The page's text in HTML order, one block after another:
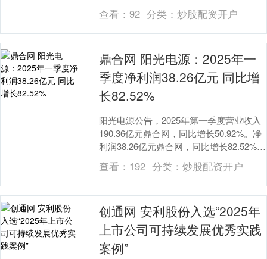
10.26%。 城中投资....
查看：92 分类： 炒股配资开户
鼎合网 阳光电源：2025年一
季度净利润38.26亿元 同比增
长82.52%
阳光电源公告，2025年第一季度营业收入
190.36亿元鼎合网，同比增长50.92%。净
利润38.26亿元鼎合网，同比增长82.52%。
鼎合网....
查看： 192 分类： 炒股配资开户
创通网 安利股份入选“2025年
上市公司可持续发展优秀实践
案例”